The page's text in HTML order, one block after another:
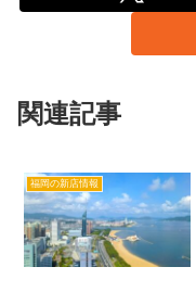
関連記事
福岡の新店情報